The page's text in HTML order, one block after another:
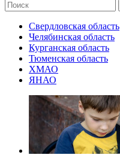
Свердловская область
Челябинская область
Курганская область
Тюменская область
ХМАО
ЯНАО